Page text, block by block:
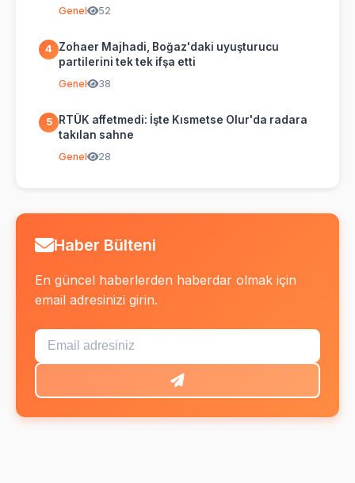
Genel 52
4
Zohaer Majhadi, Boğaz'daki uyuşturucu
partilerini tek tek ifşa etti
Genel 38
5
RTÜK affetmedi: İşte Kısmetse Olur'da radara
takılan sahne
Genel 28
Haber Bülteni
En güncel haberlerden haberdar olmak için
email adresinizi girin.